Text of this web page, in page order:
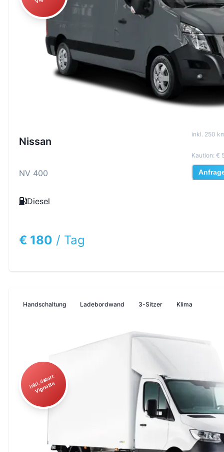
Nissan
NV 400
Diesel
€ 180 / Tag
inkl. 250
Kaution: €
Handschaltung Ladebordwand 3-Sitzer Klima
i
n
kl.
ö
st
err.
Vi
g
n
ett
e